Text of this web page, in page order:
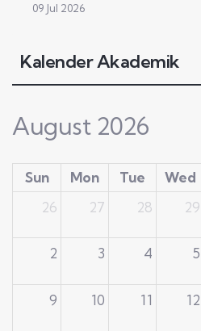
09 Jul 2026
Kalender Akademik
August 2026
Sun Mon Tue Wed
26
27 28 29
2 3 4 5
9 10 11 12